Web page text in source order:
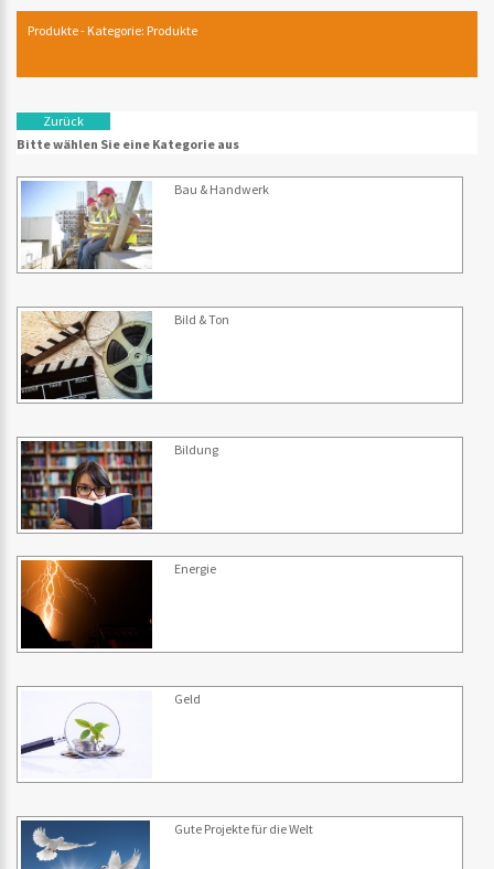
Produkte - Kategorie: Produkte
Zurück
Bitte wählen Sie eine Kategorie aus
Bau & Handwerk
Bild & Ton
Bildung
Energie
Geld
Gute Projekte für die Welt